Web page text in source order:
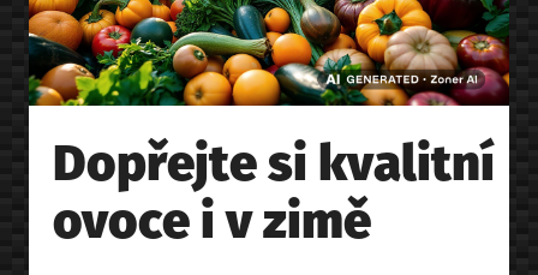
Dopřejte si kvalitní
ovoce i v zimě